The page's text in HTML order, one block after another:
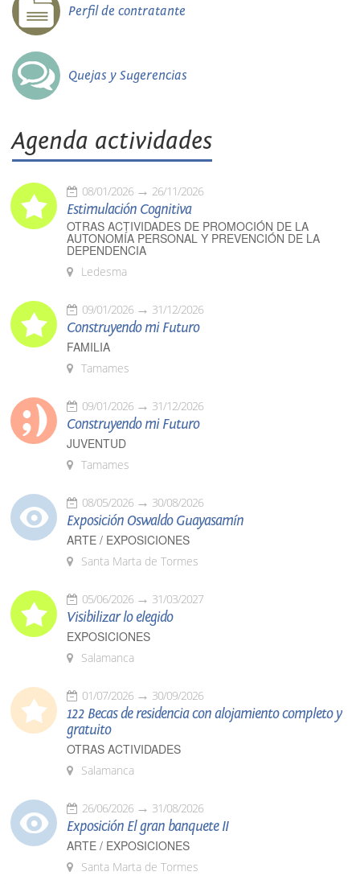
Perfil de contratante
Quejas y Sugerencias
Agenda actividades
08/01/2026 26/11/2026
Estimulación Cognitiva
OTRAS ACTIVIDADES DE PROMOCIÓN DE LA
AUTONOMÍA PERSONAL Y PREVENCIÓN DE LA
DEPENDENCIA
Ledesma
09/01/2026 31/12/2026
Construyendo mi Futuro
FAMILIA
Tamames
09/01/2026 31/12/2026
Construyendo mi Futuro
JUVENTUD
Tamames
08/05/2026 30/08/2026
Exposición Oswaldo Guayasamín
ARTE / EXPOSICIONES
Santa Marta de Tormes
05/06/2026 31/03/2027
Visibilizar lo elegido
EXPOSICIONES
Salamanca
01/07/2026 30/09/2026
122 Becas de residencia con alojamiento completo y
gratuito
OTRAS ACTIVIDADES
Salamanca
26/06/2026 31/08/2026
Exposición El gran banquete II
ARTE / EXPOSICIONES
Santa Marta de Tormes